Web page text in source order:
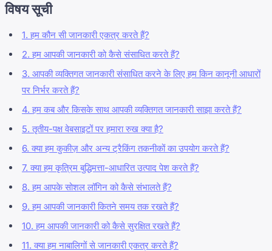
विषय सूची
1. हम कौन सी जानकारी एकत्र करते हैं?
2. हम आपकी जानकारी को कैसे संसाधित करते हैं?
3. आपकी व्यक्तिगत जानकारी संसाधित करने के लिए हम किन कानूनी आधारों
पर निर्भर करते हैं?
4. हम कब और किसके साथ आपकी व्यक्तिगत जानकारी साझा करते हैं?
5. तृतीय-पक्ष वेबसाइटों पर हमारा रुख क्या है?
6. क्या हम कुकीज़ और अन्य ट्रैकिंग तकनीकों का उपयोग करते हैं?
7. क्या हम कृत्रिम बुद्धिमत्ता-आधारित उत्पाद पेश करते हैं?
8. हम आपके सोशल लॉगिन को कैसे संभालते हैं?
9. हम आपकी जानकारी कितने समय तक रखते हैं?
10. हम आपकी जानकारी को कैसे सुरक्षित रखते हैं?
11. क्या हम नाबालिगों से जानकारी एकत्र करते हैं?